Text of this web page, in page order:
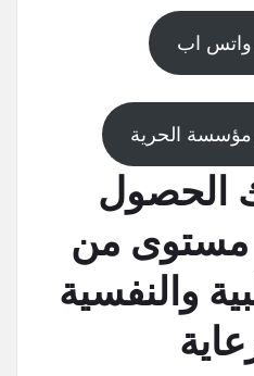
اب
مؤسسة الحرية
الحصول
مستوى من
والنفسية